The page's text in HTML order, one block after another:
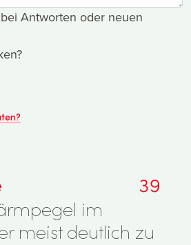
Antworten oder neuen
39
im
meist deutlich zu